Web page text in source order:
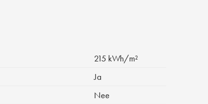
215 kWh/m²
Ja
Nee